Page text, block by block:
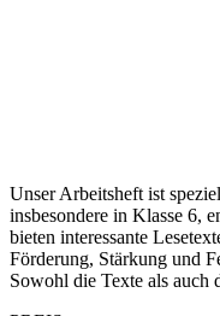
Unser Arbeitsheft ist
insbesondere in Klasse 6,
bieten interessante
Förderung, Stärkung und
Sowohl die Texte als auch